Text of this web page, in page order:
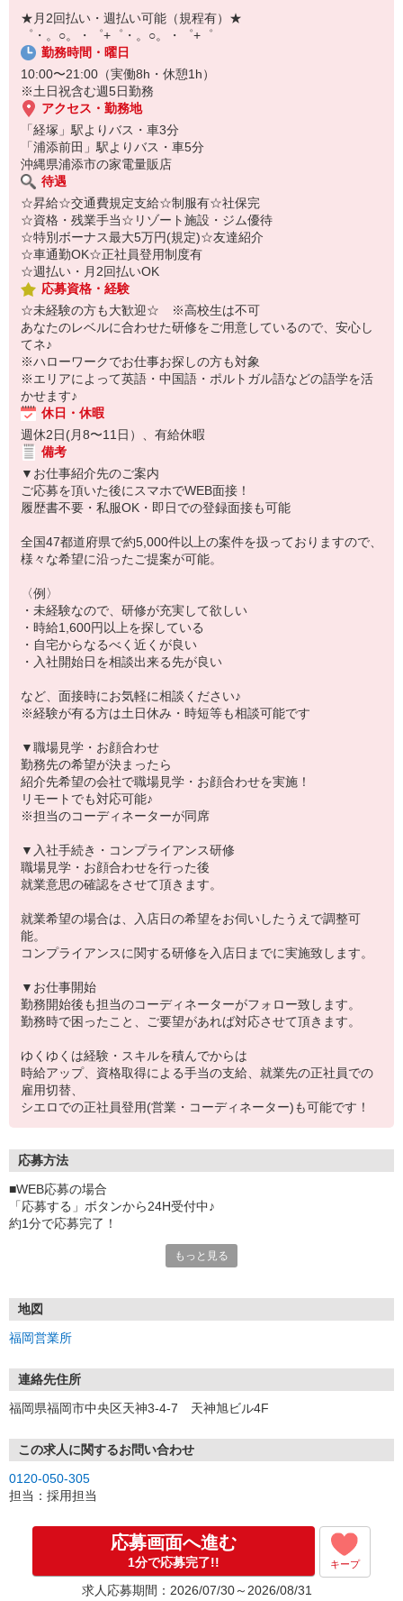
オンライン面談なのでスピード対応。
即日登録もOK♪
気になった方はお気軽にご相談ください！
★月2回払い・週払い可能（規程有）★
゜・。○。・゜+゜・。○。・゜+゜
勤務時間・曜日
10:00〜21:00（実働8h・休憩1h）
※土日祝含む週5日勤務
アクセス・勤務地
「経塚」駅よりバス・車3分
「浦添前田」駅よりバス・車5分
沖縄県浦添市の家電量販店
待遇
☆昇給☆交通費規定支給☆制服有☆社保完
☆資格・残業手当☆リゾート施設・ジム優待
☆特別ボーナス最大5万円(規定)☆友達紹介
☆車通勤OK☆正社員登用制度有
☆週払い・月2回払いOK
応募資格・経験
☆未経験の方も大歓迎☆ ※高校生は不可
あなたのレベルに合わせた研修をご用意しているので、安心し
てネ♪
※ハローワークでお仕事お探しの方も対象
※エリアによって英語・中国語・ポルトガル語などの語学を活
かせます♪
休日・休暇
週休2日(月8〜11日）、有給休暇
備考
▼お仕事紹介先のご案内
ご応募を頂いた後にスマホでWEB面接！
履歴書不要・私服OK・即日での登録面接も可能
全国47都道府県で約5,000件以上の案件を扱っておりますので、
様々な希望に沿ったご提案が可能。
〈例〉
・未経験なので、研修が充実して欲しい
・時給1,600円以上を探している
・自宅からなるべく近くが良い
・入社開始日を相談出来る先が良い
など、面接時にお気軽に相談ください♪
※経験が有る方は土日休み・時短等も相談可能です
▼職場見学・お顔合わせ
勤務先の希望が決まったら
紹介先希望の会社で職場見学・お顔合わせを実施！
リモートでも対応可能♪
※担当のコーディネーターが同席
▼入社手続き・コンプライアンス研修
職場見学・お顔合わせを行った後
就業意思の確認をさせて頂きます。
就業希望の場合は、入店日の希望をお伺いしたうえで調整可
能。
コンプライアンスに関する研修を入店日までに実施致します。
▼お仕事開始
勤務開始後も担当のコーディネーターがフォロー致します。
勤務時で困ったこと、ご要望があれば対応させて頂きます。
ゆくゆくは経験・スキルを積んでからは
時給アップ、資格取得による手当の支給、就業先の正社員での
雇用切替、
シエロでの正社員登用(営業・コーディネーター)も可能です！
応募方法
■WEB応募の場合
「応募する」ボタンから24H受付中♪
約1分で応募完了！
①応募から3営業日を目安に、メールorお電話でご連絡します。
★スマホでWEB面接（LINEなど）・出張面接・事務所面接と選べま
す
③面接実施（履歴書不要）
※ご希望があれば、職場見学の調整もOKです！
お気軽にご応募ください♪
もっと見る
地図
福岡営業所
連絡先住所
福岡県福岡市中央区天神3-4-7 天神旭ビル4F
この求人に関するお問い合わせ
0120-050-305
担当：採用担当
応募画面へ進む
1分で応募完了!! キープ
求人応募期間：2026/07/30～2026/08/31